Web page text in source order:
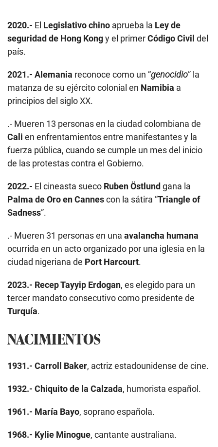
2020.- El Legislativo chino aprueba la Ley de
seguridad de Hong Kongy el primerCódigo Civil del
país.
2021.- Alemania reconoce como un “genocidio” la
matanza de su ejército colonial en Namibia a
principios del siglo XX.
.- Mueren 13 personas en la ciudad colombiana de
Cali en enfrentamientos entre manifestantes y la
fuerza pública, cuando se cumple un mes del inicio
de las protestas contra el Gobierno.
2022.- El cineasta sueco Ruben Östlundgana la
Palma de Oro en Cannescon la sátira “Triangle of
Sadness”.
.- Mueren 31 personas en una avalancha humana
ocurrida en un acto organizado por una iglesia en la
ciudad nigeriana de Port Harcourt.
2023.- Recep Tayyip Erdogan, es elegido para un
tercer mandato consecutivo como presidente de
Turquía.
NACIMIENTOS
1931.- Carroll Baker, actriz estadounidense de cine.
1932.- Chiquito de la Calzada, humorista español.
1961.- María Bayo, soprano española.
1968.- Kylie Minogue, cantante australiana.